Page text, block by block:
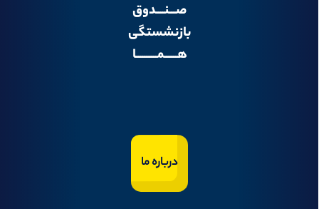
صـــنــــدوق
بازنشستگی
هــــــمــــــــــا
درباره ما